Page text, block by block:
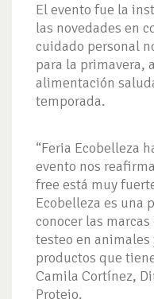
El evento fue la
las novedades en
cuidado personal
para la primavera,
alimentación
temporada.
“Feria Ecobelleza
evento nos
free está muy
Ecobelleza es una
conocer las
testeo en
productos que
Camila Cortínez,
Protejo.